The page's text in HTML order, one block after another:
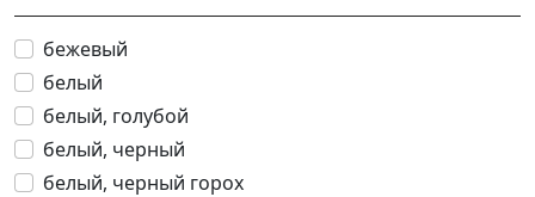
бежевый
белый
белый, голубой
белый, черный
белый, черный горох